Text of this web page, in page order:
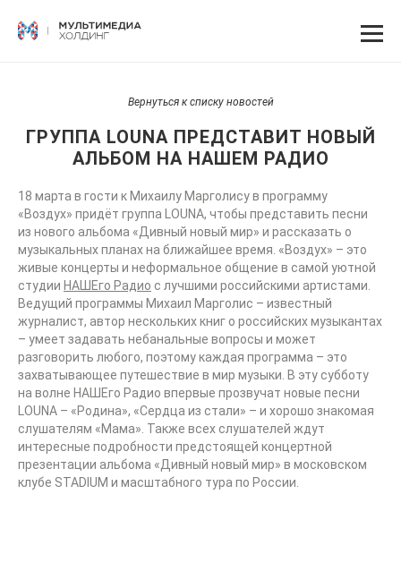
Вернуться к списку новостей
ГРУППА LOUNA ПРЕДСТАВИТ НОВЫЙ
АЛЬБОМ НА НАШЕМ РАДИО
18 марта в гости к Михаилу Марголису в программу
«Воздух» придёт группа LOUNA, чтобы представить песни
из нового альбома «Дивный новый мир» и рассказать о
музыкальных планах на ближайшее время. «Воздух» – это
живые концерты и неформальное общение в самой уютной
студии НАШЕго Радио с лучшими российскими артистами.
Ведущий программы Михаил Марголис – известный
журналист, автор нескольких книг о российских музыкантах
– умеет задавать небанальные вопросы и может
разговорить любого, поэтому каждая программа – это
захватывающее путешествие в мир музыки. В эту субботу
на волне НАШЕго Радио впервые прозвучат новые песни
LOUNA – «Родина», «Сердца из стали» – и хорошо знакомая
слушателям «Мама». Также всех слушателей ждут
интересные подробности предстоящей концертной
презентации альбома «Дивный новый мир» в московском
клубе STADIUM и масштабного тура по России.